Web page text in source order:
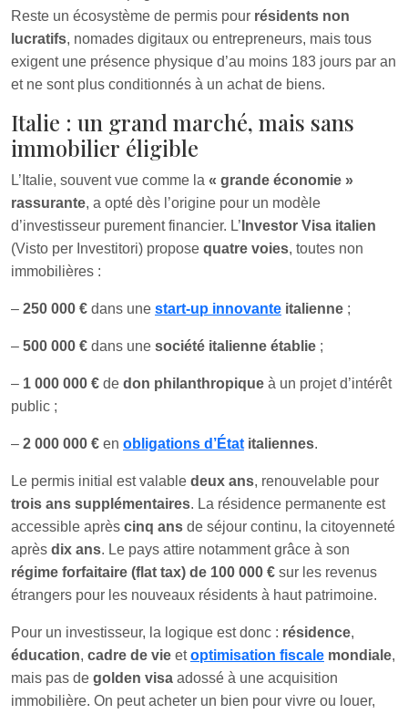
Reste un écosystème de permis pour résidents non
lucratifs, nomades digitaux ou entrepreneurs, mais tous
exigent une présence physique d’au moins 183 jours par an
et ne sont plus conditionnés à un achat de biens.
Italie : un grand marché, mais sans
immobilier éligible
L’Italie, souvent vue comme la « grande économie »
rassurante, a opté dès l’origine pour un modèle
d’investisseur purement financier. L’ Investor Visa italien
(Visto per Investitori) propose quatre voies, toutes non
immobilières :
– 250 000 € dans une start-up innovante italienne ;
– 500 000 € dans une société italienne établie ;
– 1 000 000 € de don philanthropique à un projet d’intérêt
public ;
– 2 000 000 € en obligations d’État italiennes.
Le permis initial est valable deux ans, renouvelable pour
trois ans supplémentaires. La résidence permanente est
accessible après cinq ans de séjour continu, la citoyenneté
après dix ans. Le pays attire notamment grâce à son
régime forfaitaire (flat tax) de 100 000 € sur les revenus
étrangers pour les nouveaux résidents à haut patrimoine.
Pour un investisseur, la logique est donc : résidence,
éducation, cadre de vie etoptimisation fiscale mondiale,
mais pas de golden visa adossé à une acquisition
immobilière. On peut acheter un bien pour vivre ou louer,